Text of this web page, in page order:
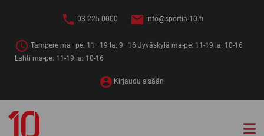
03 225 0000 info@sportia-10.fi
Tampere ma–pe: 11–19 la: 9–16 Jyväskylä ma-pe: 11-19 la: 10-16
Lahti ma-pe: 11-19 la: 10-16
Kirjaudu sisään
10